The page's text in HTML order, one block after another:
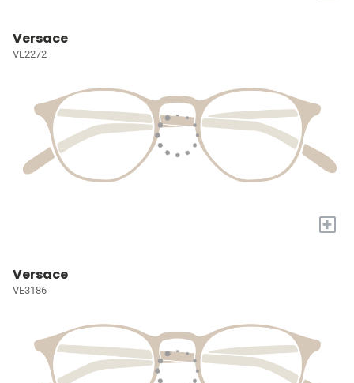
Versace
VE2272
+
Versace
VE3186